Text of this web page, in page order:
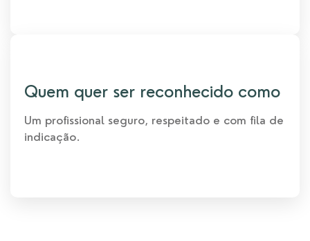
Quem quer ser reconhecido como​
Um profissional seguro, respeitado e com fila de
indicação.​